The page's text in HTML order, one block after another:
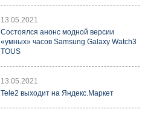
13.05.2021
Состоялся анонс модной версии
«умных» часов Samsung Galaxy Watch3
TOUS
13.05.2021
Tele2 выходит на Яндекс.Маркет